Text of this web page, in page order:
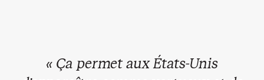
« Ça permet aux États-Unis